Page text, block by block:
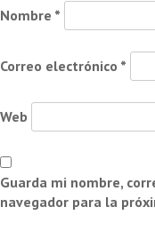
Nombre *
Correo electrónico *
Web
Guarda mi nombre,
navegador para la